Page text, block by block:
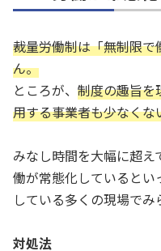
裁量労働制は「無制限
ん。
ところが、 制度の趣旨を
用する事業者も少なくな
みなし時間を大幅に超
働が常態化していると
している多くの現場でみ
対処法